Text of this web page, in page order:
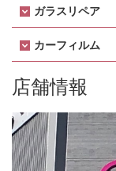
ガラスリペア
カーフィルム
店舗情報